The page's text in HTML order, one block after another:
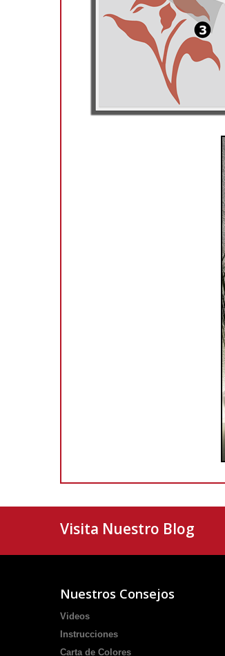
Visita Nuestro Blog
Nuestros Consejos
Videos
Instrucciones
Carta de Colores